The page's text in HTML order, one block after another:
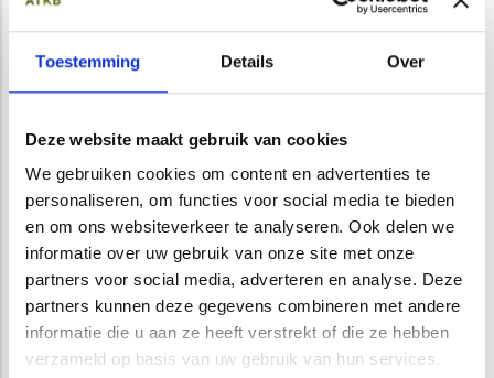
Toestemming Details Over
Deze website maakt gebruik van cookies
We gebruiken cookies om content en advertenties te
personaliseren, om functies voor social media te bieden
en om ons websiteverkeer te analyseren. Ook delen we
informatie over uw gebruik van onze site met onze
partners voor social media, adverteren en analyse. Deze
partners kunnen deze gegevens combineren met andere
informatie die u aan ze heeft verstrekt of die ze hebben
verzameld op basis van uw gebruik van hun services.